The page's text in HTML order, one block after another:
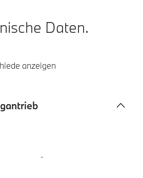
Daten.
anzeigen
-